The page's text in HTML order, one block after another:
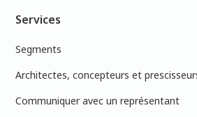
Services
Segments
Architectes, concepteurs et
Communiquer avec un représentant